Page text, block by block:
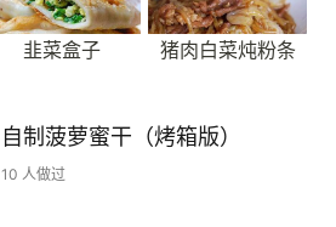
韭菜盒子 猪肉白菜炖粉条
自制菠萝蜜干（烤箱版）
10 人做过